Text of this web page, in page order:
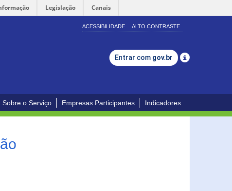
Legislação Canais
ACESSIBILIDADE ALTO CONTRASTE
Entrar com gov.br
Sobre o Serviço Empresas Participantes Indicadores